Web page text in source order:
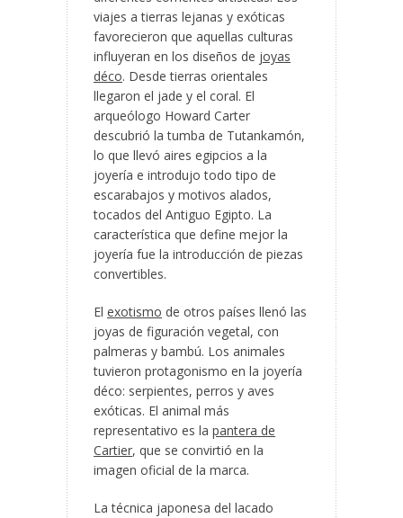
viajes a tierras lejanas y exóticas
favorecieron que aquellas culturas
influyeran en los diseños de joyas
déco. Desde tierras orientales
llegaron el jade y el coral. El
arqueólogo Howard Carter
descubrió la tumba de Tutankamón,
lo que llevó aires egipcios a la
joyería e introdujo todo tipo de
escarabajos y motivos alados,
tocados del Antiguo Egipto. La
característica que define mejor la
joyería fue la introducción de piezas
convertibles.
El exotismo de otros países llenó las
joyas de figuración vegetal, con
palmeras y bambú. Los animales
tuvieron protagonismo en la joyería
déco: serpientes, perros y aves
exóticas. El animal más
representativo es la pantera de
Cartier, que se convirtió en la
imagen oficial de la marca.
La técnica japonesa del lacado